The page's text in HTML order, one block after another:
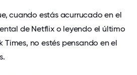
cuando estás acurrucado en el
de Netflix o leyendo el último
Times, no estés pensando en el